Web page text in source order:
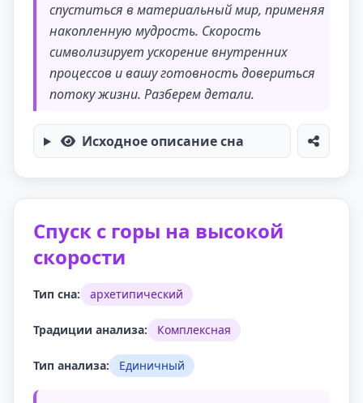
спуститься в материальный мир, применяя
накопленную мудрость. Скорость
символизирует ускорение внутренних
процессов и вашу готовность довериться
потоку жизни. Разберем детали.
Исходное описание сна
Спуск с горы на высокой
скорости
Тип сна: архетипический
Традиции анализа: Комплексная
Тип анализа: Единичный